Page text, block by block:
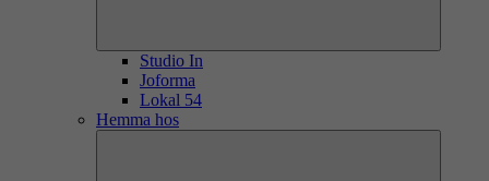
Studio In
Joforma
Lokal 54
Hemma hos